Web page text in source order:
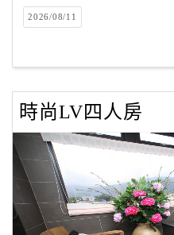
2026/08/11
時尚LV四人房